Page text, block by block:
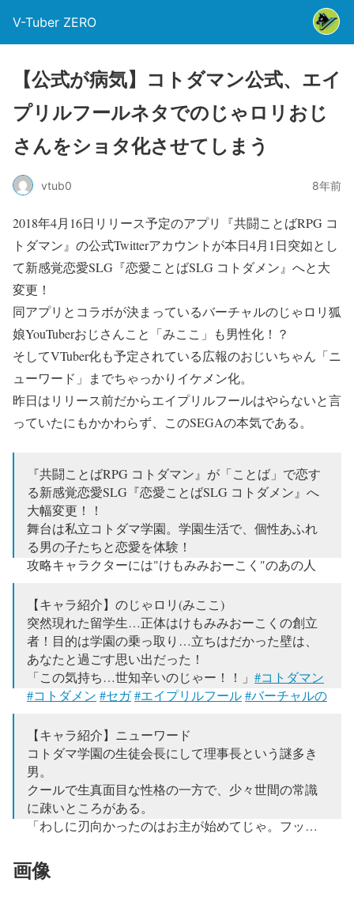
V-Tuber ZERO
【公式が病気】コトダマン公式、エイ
プリルフールネタでのじゃロリおじ
さんをショタ化させてしまう
vtub0 8年前
2018年4月16日リリース予定のアプリ『共闘ことばRPG コ
トダマン』の公式Twitterアカウントが本日4月1日突如とし
て新感覚恋愛SLG『恋愛ことばSLG コトダメン』へと大
変更！
同アプリとコラボが決まっているバーチャルのじゃロリ狐
娘YouTuberおじさんこと「みここ」も男性化！？
そしてVTuber化も予定されている広報のおじいちゃん「ニ
ューワード」までちゃっかりイケメン化。
昨日はリリース前だからエイプリルフールはやらないと言
っていたにもかかわらず、このSEGAの本気である。
『共闘ことばRPG コトダマン』が「ことば」で恋す
る新感覚恋愛SLG『恋愛ことばSLG コトダメン』へ
大幅変更！！
舞台は私立コトダマ学園。学園生活で、個性あふれ
る男の子たちと恋愛を体験！
攻略キャラクターには"けもみみおーこく"のあの人
フール
— 【公式】コトダメン恋愛会議 (@kotodaman_pr)
2018年3月31日
【キャラ紹介】のじゃロリ(みここ)
突然現れた留学生…正体はけもみみおーこくの創立
者！目的は学園の乗っ取り…立ちはだかった壁は、
あなたと過ごす思い出だった！
「この気持ち…世知辛いのじゃー！！」 #コトダマン
#コトダメン #セガ#エイプリルフール#バーチャルの
pic.twitter.com/Qow70KuhF0
— 【公式】コトダメン恋愛会議 (@kotodaman_pr)
2018年3月31日
【キャラ紹介】ニューワード
コトダマ学園の生徒会長にして理事長という謎多き
男。
クールで生真面目な性格の一方で、少々世間の常識
に疎いところがある。
「わしに刃向かったのはお主が始めてじゃ。フッ…
ルフール
画像